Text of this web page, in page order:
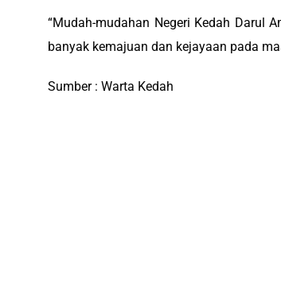
“Mudah-mudahan Negeri Kedah Darul
banyak kemajuan dan kejayaan pada
Sumber : Warta Kedah